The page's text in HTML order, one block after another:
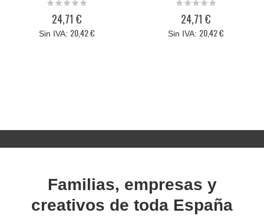
24,71 €
20,42 €
24,71 €
20,42 €
Familias, empresas y
creativos de toda España